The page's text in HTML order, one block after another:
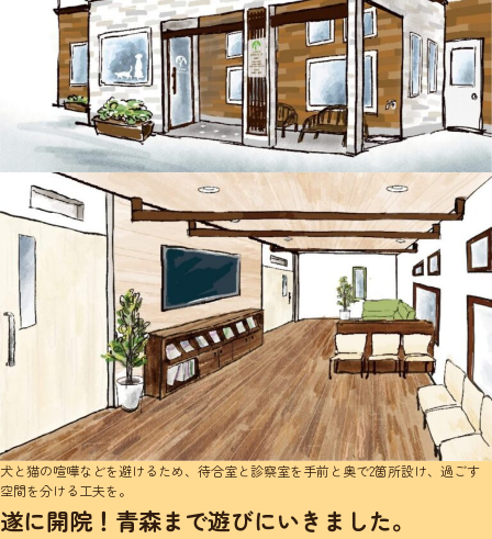
犬と猫の喧嘩などを避けるため、待合室と診察室を手前と奥で2箇所設け、過ごす
空間を分ける工夫を。
遂に開院！青森まで遊びにいきました。